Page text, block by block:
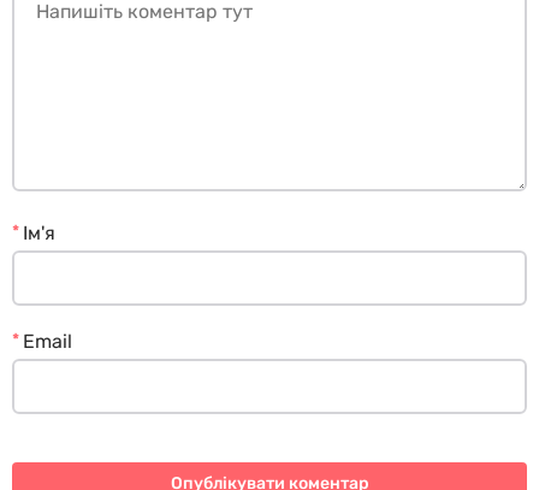
Ім'я
*
Email
*